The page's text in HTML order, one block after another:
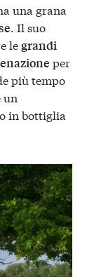
una grana
. Il suo
legrandi
per
più tempo
un
in bottiglia